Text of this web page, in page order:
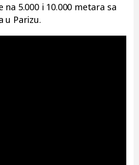
na 5.000 i 10.000 metara sa
u Parizu.